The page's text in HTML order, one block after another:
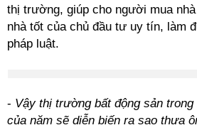
thị trường, giúp cho người mua
nhà tốt của chủ đầu tư uy tín, làm
pháp luật.
- Vậy thị trường bất động sản
của năm sẽ diễn biến ra sao thưa